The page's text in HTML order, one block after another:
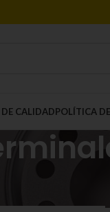
CALIDADPOLÍTICA